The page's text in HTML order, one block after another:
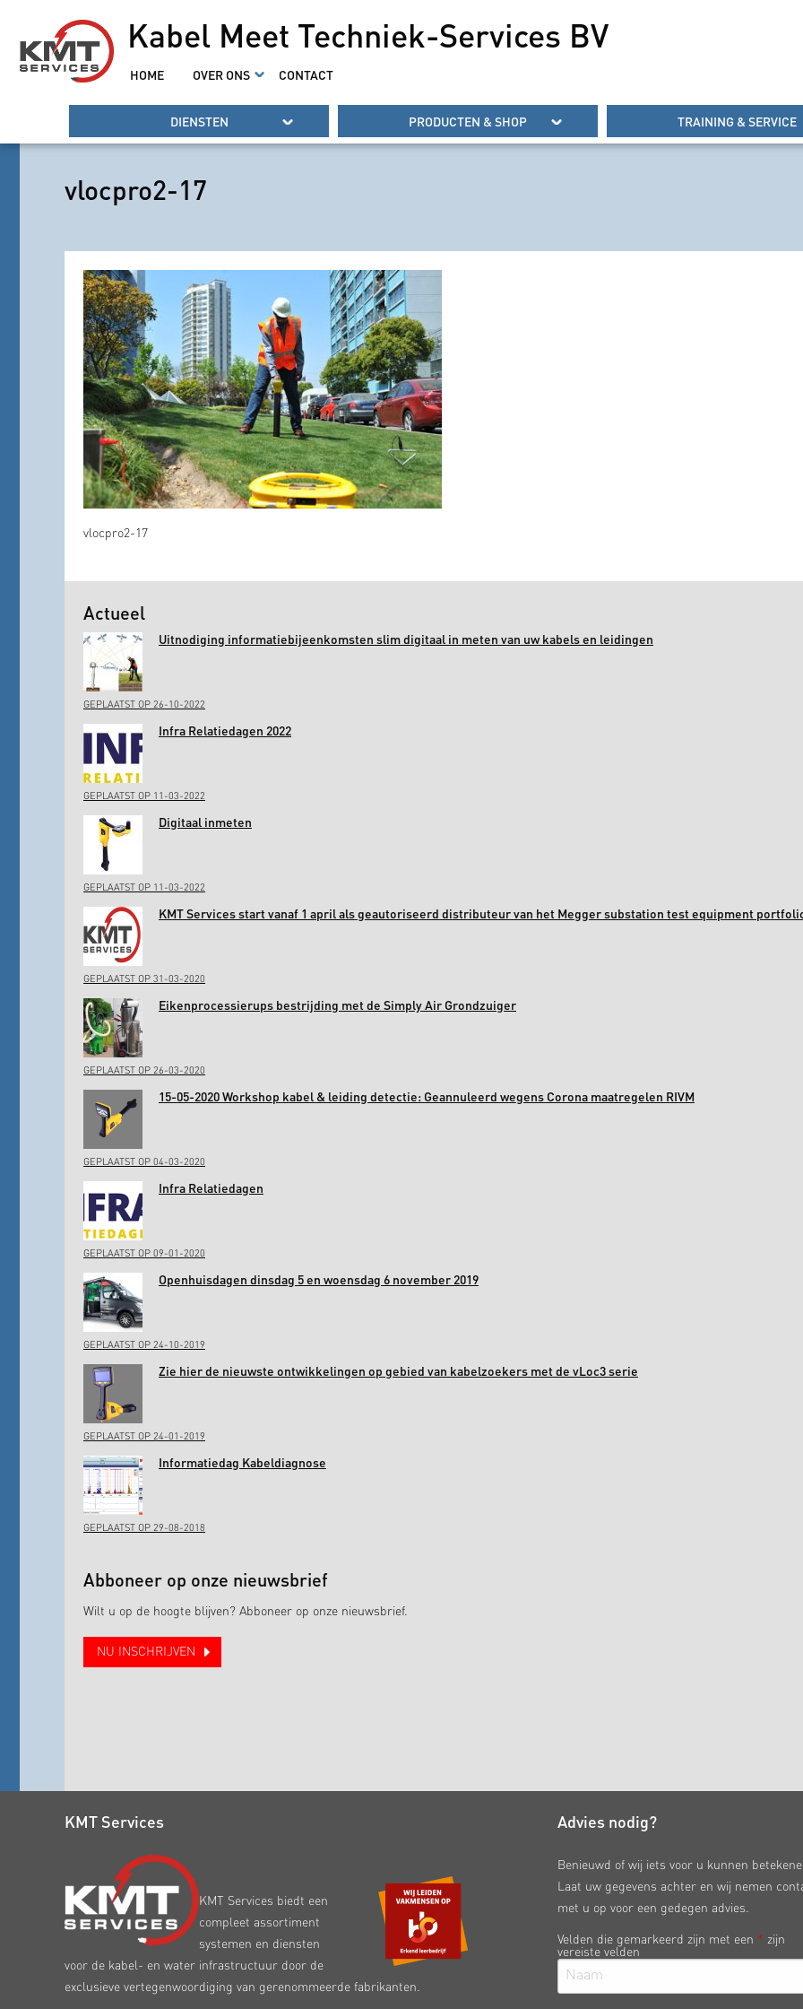
Kabel Meet Techniek-Services BV
HOME OVER ONS CONTACT
DIENSTEN PRODUCTEN & SHOP TRAINING & SERVICE
vlocpro2-17
vlocpro2-17
Actueel
Uitnodiging informatiebijeenkomsten slim digitaal in meten van uw kabels en leidingen
GEPLAATST OP 26-10-2022
Infra Relatiedagen 2022
GEPLAATST OP 11-03-2022
Digitaal inmeten
GEPLAATST OP 11-03-2022
KMT Services start vanaf 1 april als geautoriseerd distributeur van het Megger substation test equipment
GEPLAATST OP 31-03-2020
Eikenprocessierups bestrijding met de Simply Air Grondzuiger
GEPLAATST OP 26-03-2020
15-05-2020 Workshop kabel & leiding detectie: Geannuleerd wegens Corona maatregelen RIVM
GEPLAATST OP 04-03-2020
Infra Relatiedagen
GEPLAATST OP 09-01-2020
Openhuisdagen dinsdag 5 en woensdag 6 november 2019
GEPLAATST OP 24-10-2019
Zie hier de nieuwste ontwikkelingen op gebied van kabelzoekers met de vLoc3 serie
GEPLAATST OP 24-01-2019
Informatiedag Kabeldiagnose
GEPLAATST OP 29-08-2018
Abboneer op onze nieuwsbrief
Wilt u op de hoogte blijven? Abboneer op onze nieuwsbrief.
NU INSCHRIJVEN
KMT Services
KMT Services biedt een
compleet assortiment
systemen en diensten
voor de kabel- en water infrastructuur door de
exclusieve vertegenwoordiging van gerenommeerde fabrikanten.
Advies nodig?
Benieuwd of wij iets voor u kunnen
Laat uw gegevens achter en wij nemen
met u op voor een gedegen advies.
Velden die gemarkeerd zijn met een * zijn
vereiste velden